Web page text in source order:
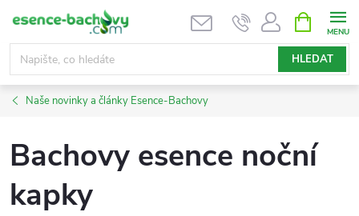
obsah
HLEDAT
NÁKUPNÍ
KOŠÍK
Naše novinky a články Esence-Bachovy
Bachovy esence noční
kapky